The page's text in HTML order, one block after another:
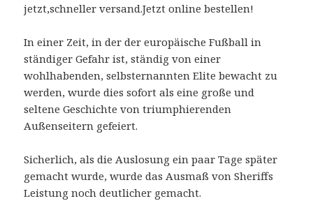
jetzt,schneller versand.Jetzt online bestellen!
In einer Zeit, in der der europäische Fußball in
ständiger Gefahr ist, ständig von einer
wohlhabenden, selbsternannten Elite bewacht zu
werden, wurde dies sofort als eine große und
seltene Geschichte von triumphierenden
Außenseitern gefeiert.
Sicherlich, als die Auslosung ein paar Tage später
gemacht wurde, wurde das Ausmaß von Sheriffs
Leistung noch deutlicher gemacht.